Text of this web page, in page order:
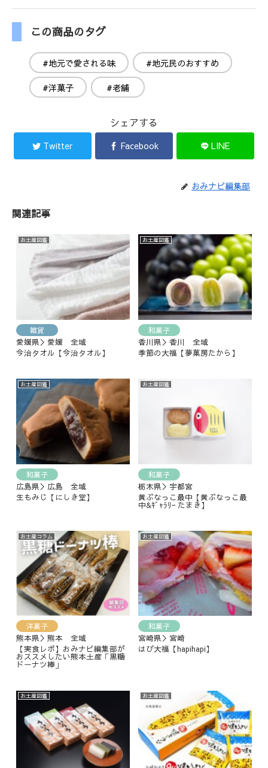
この商品のタグ
#地元で愛される味 #地元民のおすすめ
#洋菓子 #老舗
シェアする
Twitter Facebook LINE
おみナビ編集部
関連記事
お土産図鑑
雑貨
愛媛県＞愛媛 全域
今治タオル【今治タオル】
お土産図鑑
和菓子
香川県＞香川 全域
季節の大福【夢菓房たから】
お土産図鑑
和菓子
広島県＞広島 全域
生もみじ【にしき堂】
お土産図鑑
和菓子
栃木県＞宇都宮
黄ぶなっこ最中【黄ぶなっこ最
中&ｷﾞｬﾗﾘｰ たまき】
お土産コラム
洋菓子
熊本県＞熊本 全域
【実食レポ】おみナビ編集部が
おススメしたい熊本土産「黒糖
ドーナツ棒」
お土産図鑑
和菓子
宮崎県＞宮崎
はぴ大福【hapihapi】
お土産図鑑 お土産図鑑